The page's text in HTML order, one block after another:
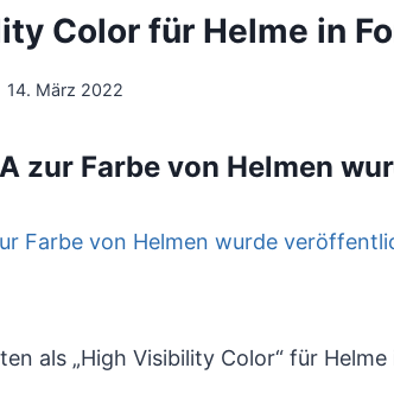
Color für Helme in
14. März 2022
zur Farbe von Helmen
als „High Visibility Color“ für